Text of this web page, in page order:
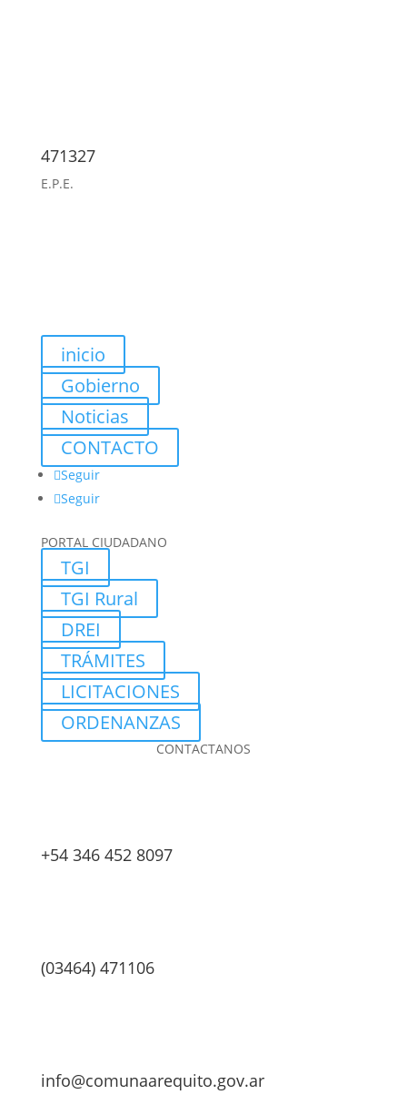
471327
E.P.E.
inicio
Gobierno
Noticias
CONTACTO
Seguir
Seguir
PORTAL CIUDADANO
TGI
TGI Rural
DREI
TRÁMITES
LICITACIONES
ORDENANZAS
CONTACTANOS
+54 346 452 8097
(03464) 471106
info@comunaarequito.gov.ar